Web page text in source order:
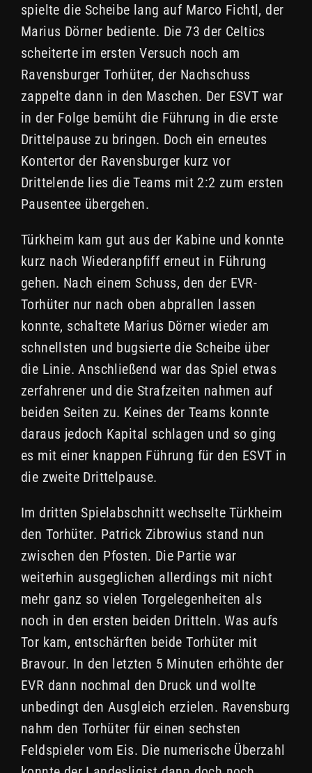
spielte die Scheibe lang auf Marco Fichtl, der
Marius Dörner bediente. Die 73 der Celtics
scheiterte im ersten Versuch noch am
Ravensburger Torhüter, der Nachschuss
zappelte dann in den Maschen. Der ESVT war
in der Folge bemüht die Führung in die erste
Drittelpause zu bringen. Doch ein erneutes
Kontertor der Ravensburger kurz vor
Drittelende lies die Teams mit 2:2 zum ersten
Pausentee übergehen.
Türkheim kam gut aus der Kabine und konnte
kurz nach Wiederanpfiff erneut in Führung
gehen. Nach einem Schuss, den der EVR-
Torhüter nur nach oben abprallen lassen
konnte, schaltete Marius Dörner wieder am
schnellsten und bugsierte die Scheibe über
die Linie. Anschließend war das Spiel etwas
zerfahrener und die Strafzeiten nahmen auf
beiden Seiten zu. Keines der Teams konnte
daraus jedoch Kapital schlagen und so ging
es mit einer knappen Führung für den ESVT in
die zweite Drittelpause.
Im dritten Spielabschnitt wechselte Türkheim
den Torhüter. Patrick Zibrowius stand nun
zwischen den Pfosten. Die Partie war
weiterhin ausgeglichen allerdings mit nicht
mehr ganz so vielen Torgelegenheiten als
noch in den ersten beiden Dritteln. Was aufs
Tor kam, entschärften beide Torhüter mit
Bravour. In den letzten 5 Minuten erhöhte der
EVR dann nochmal den Druck und wollte
unbedingt den Ausgleich erzielen. Ravensburg
nahm den Torhüter für einen sechsten
Feldspieler vom Eis. Die numerische Überzahl